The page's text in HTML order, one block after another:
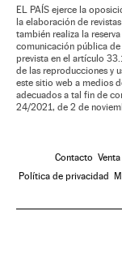
EL PAÍS ejerce la
la elaboración de
también realiza la
comunicación pública
prevista en el artículo
de las reproducciones y
este sitio web a medios
adecuados a tal fin de
24/2021, de 2 de
Contacto
Política de privacidad